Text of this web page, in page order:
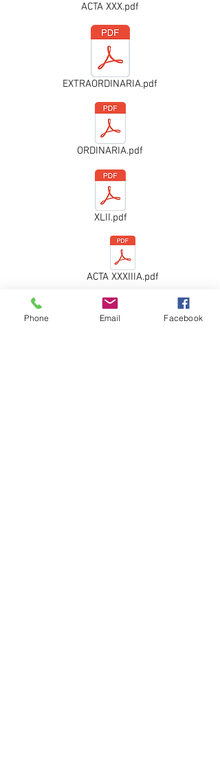
ACTA XXX.pdf
EXTRAORDINARIA.pdf
ORDINARIA.pdf
XLII.pdf
ACTA XXXIIIA.pdf
Phone Email Facebook